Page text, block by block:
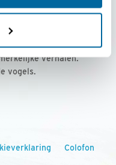
36,00 per jaar
leden, met
verhalen.
vogels.
Colofon